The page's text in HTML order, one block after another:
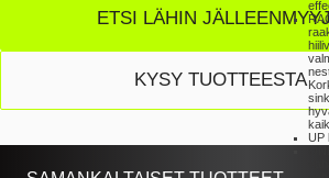
UP
ETSI LÄHIN
KYSY TUOTTEESTA